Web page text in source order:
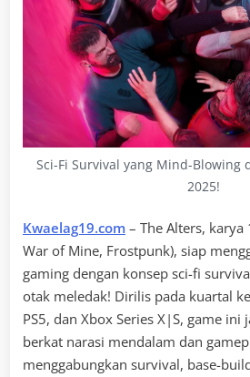
Sci-Fi Survival yang Mind-Blowing
2025!
Kwaelag19.com – The Alters, karya
War of Mine, Frostpunk), siap
gaming dengan konsep sci-fi
otak meledak! Dirilis pada kuartal
PS5, dan Xbox Series X|S, game ini
berkat narasi mendalam dan
menggabungkan survival, base-